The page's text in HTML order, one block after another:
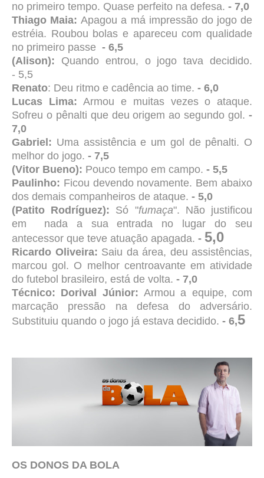
no primeiro tempo. Quase perfeito na defesa. - 7,0
Thiago Maia:Apagou a má impressão do jogo de
estréia. Roubou bolas e apareceu com qualidade
no primeiro passe - 6,5
(Alison): Quando entrou, o jogo tava decidido.
- 5,5
Renato: Deu ritmo e cadência ao time. - 6,0
Lucas Lima:Armou e muitas vezes o ataque.
Sofreu o pênalti que deu origem ao segundo gol. -
7,0
Gabriel: Uma assistência e um gol de pênalti. O
melhor do jogo. - 7,5
(Vitor Bueno): Pouco tempo em campo. - 5,5
Paulinho: Ficou devendo novamente. Bem abaixo
dos demais companheiros de ataque. - 5,0
(Patito Rodríguez): Só "fumaça". Não justificou
em nada a sua entrada no lugar do seu
antecessor que teve atuação apagada. - 5,0
Ricardo Oliveira: Saiu da área, deu assistências,
marcou gol. O melhor centroavante em atividade
do futebol brasileiro, está de volta. - 7,0
Técnico: Dorival Júnior: Armou a equipe, com
marcação pressão na defesa do adversário.
Substituiu quando o jogo já estava decidido. - 6,5
OS DONOS DA BOLA